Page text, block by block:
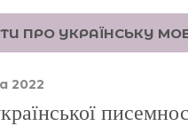
ПРО УКРАЇНСЬКУ
2022